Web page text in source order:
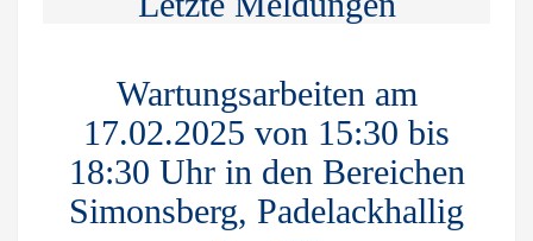
Wartungsarbeiten am
17.02.2025 von 15:30 bis
18:30 Uhr in den Bereichen
Simonsberg, Padelackhallig